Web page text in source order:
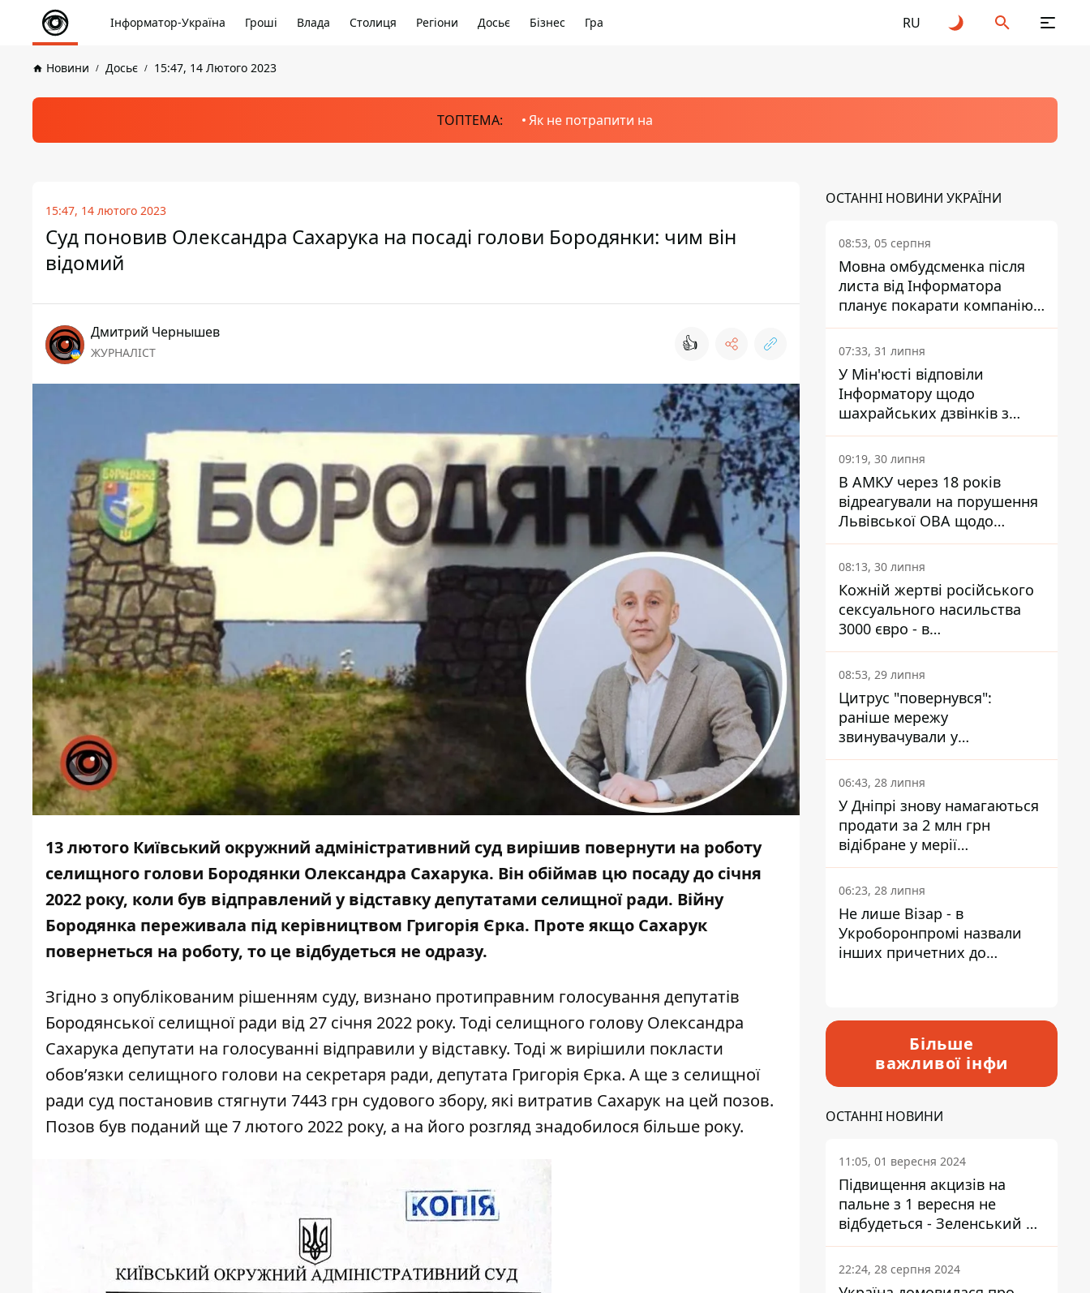
Інформатор-Україна Гроші Влада Столиця Регіони Досьє Бізнес Гра RU
Новини Досьє 15:47, 14 Лютого 2023
ТОПТЕМА: Як не потрапити на
15:47, 14 лютого 2023
Суд поновив Олександра Сахарука на посаді голови Бородянки: чим він
відомий
Дмитрий Чернышев
ЖУРНАЛІСТ 👍
13 лютого Київський окружний адміністративний суд вирішив повернути на роботу
селищного голови Бородянки Олександра Сахарука. Він обіймав цю посаду до січня
2022 року, коли був відправлений у відставку депутатами селищної ради. Війну
Бородянка переживала під керівництвом Григорія Єрка. Проте якщо Сахарук
повернеться на роботу, то це відбудеться не одразу.
Згідно з опублікованим рішенням суду, визнано протиправним голосування депутатів
Бородянської селищної ради від 27 січня 2022 року. Тоді селищного голову Олександра
Сахарука депутати на голосуванні відправили у відставку. Тоді ж вирішили покласти
обов’язки селищного голови на секретаря ради, депутата Григорія Єрка. А ще з селищної
ради суд постановив стягнути 7443 грн судового збору, які витратив Сахарук на цей позов.
Позов був поданий ще 7 лютого 2022 року, а на його розгляд знадобилося більше року.
ОСТАННІ НОВИНИ УКРАЇНИ
08:53, 05 серпня
Мовна омбудсменка після
листа від Інформатора
планує покарати компанію-
підрядника ПриватБанку
07:33, 31 липня
У Мін'юсті відповіли
Інформатору щодо
шахрайських дзвінків з
камери Сумського СІЗО так,
що ніхто нічого не зрозумів
09:19, 30 липня
В АМКУ через 18 років
відреагували на порушення
Львівської ОВА щодо
харчування у закладах
освіти
08:13, 30 липня
Кожній жертві російського
сексуального насильства
3000 євро - в
Мінсоцполітики пояснили
Інформатору, звідки на це
гроші
08:53, 29 липня
Цитрус "повернувся":
раніше мережу
звинувачували у
контрабанді техніки та
ухиленні від сплати
податків
06:43, 28 липня
У Дніпрі знову намагаються
продати за 2 млн грн
відібране у мерії
приміщення Укрпошти
06:23, 28 липня
Не лише Візар - в
Укроборонпромі назвали
інших причетних до
Більше
важливої інфи
ОСТАННІ НОВИНИ
11:05, 01 вересня 2024
Підвищення акцизів на
пальне з 1 вересня не
відбудеться - Зеленський не
підписав закон
22:24, 28 серпня 2024